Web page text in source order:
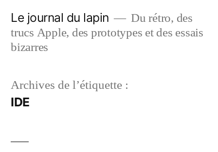
contenu
Le journal du lapin
Du rétro, des
trucs Apple, des prototypes et des essais
bizarres
Archives de l’étiquette :
IDE